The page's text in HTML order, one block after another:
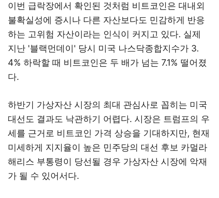
이번 급락장에서 확인된 것처럼 비트코인은 대내외
불확실성에 증시나 다른 자산보다도 민감하게 반응
하는 고위험 자산이라는 인식이 커지고 있다. 실제
지난 '블랙먼데이' 당시 미국 나스닥종합지수가 3.
4% 하락할 때 비트코인은 두 배가 넘는 7.1% 떨어졌
다.
하반기 가상자산 시장의 최대 관심사로 꼽히는 미국
대선도 결과도 낙관하기 어렵다. 시장은 트럼프의 우
세를 근거로 비트코인 가격 상승을 기대하지만, 현재
미세하게 지지율이 높은 민주당의 대선 후보 카멀라
해리스 부통령이 당선될 경우 가상자산 시장에 악재
가 될 수 있어서다.